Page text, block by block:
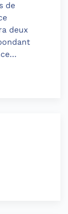
de
deux